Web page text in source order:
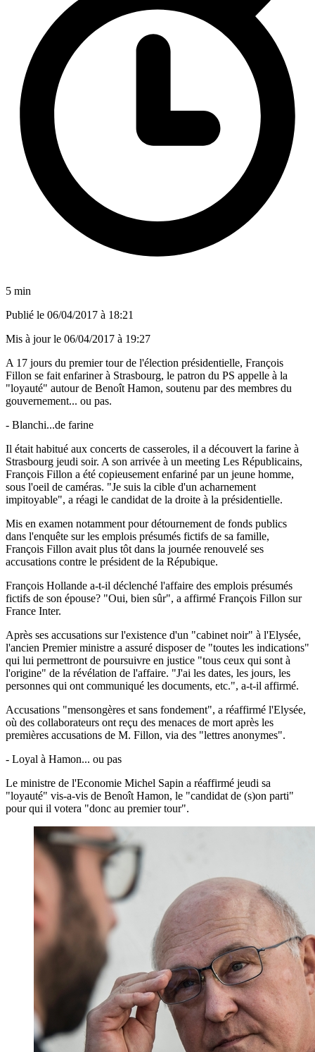
5 min
Publié le 06/04/2017 à 18:21
Mis à jour le 06/04/2017 à 19:27
A 17 jours du premier tour de l'élection présidentielle, François
Fillon se fait enfariner à Strasbourg, le patron du PS appelle à la
"loyauté" autour de Benoît Hamon, soutenu par des membres du
gouvernement... ou pas.
- Blanchi...de farine
Il était habitué aux concerts de casseroles, il a découvert la farine à
Strasbourg jeudi soir. A son arrivée à un meeting Les Républicains,
François Fillon a été copieusement enfariné par un jeune homme,
sous l'oeil de caméras. "Je suis la cible d'un acharnement
impitoyable", a réagi le candidat de la droite à la présidentielle.
Mis en examen notamment pour détournement de fonds publics
dans l'enquête sur les emplois présumés fictifs de sa famille,
François Fillon avait plus tôt dans la journée renouvelé ses
accusations contre le président de la Répubique.
François Hollande a-t-il déclenché l'affaire des emplois présumés
fictifs de son épouse? "Oui, bien sûr", a affirmé François Fillon sur
France Inter.
Après ses accusations sur l'existence d'un "cabinet noir" à l'Elysée,
l'ancien Premier ministre a assuré disposer de "toutes les indications"
qui lui permettront de poursuivre en justice "tous ceux qui sont à
l'origine" de la révélation de l'affaire. "J'ai les dates, les jours, les
personnes qui ont communiqué les documents, etc.", a-t-il affirmé.
Accusations "mensongères et sans fondement", a réaffirmé l'Elysée,
où des collaborateurs ont reçu des menaces de mort après les
premières accusations de M. Fillon, via des "lettres anonymes".
- Loyal à Hamon... ou pas
Le ministre de l'Economie Michel Sapin a réaffirmé jeudi sa
"loyauté" vis-a-vis de Benoît Hamon, le "candidat de (s)on parti"
pour qui il votera "donc au premier tour".